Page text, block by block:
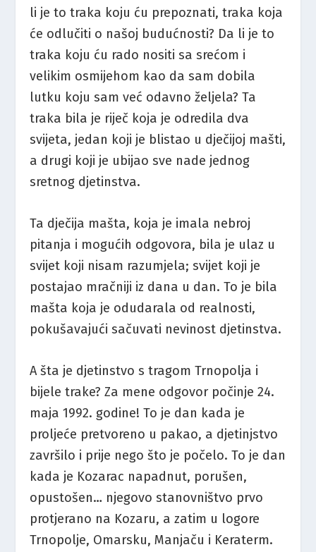
li je to traka koju ću prepoznati, traka koja
će odlučiti o našoj budućnosti? Da li je to
traka koju ću rado nositi sa srećom i
velikim osmijehom kao da sam dobila
lutku koju sam već odavno željela? Ta
traka bila je riječ koja je odredila dva
svijeta, jedan koji je blistao u dječijoj mašti,
a drugi koji je ubijao sve nade jednog
sretnog djetinstva.
Ta dječija mašta, koja je imala nebroj
pitanja i mogućih odgovora, bila je ulaz u
svijet koji nisam razumjela; svijet koji je
postajao mračniji iz dana u dan. To je bila
mašta koja je odudarala od realnosti,
pokušavajući sačuvati nevinost djetinstva.
A šta je djetinstvo s tragom Trnopolja i
bijele trake? Za mene odgovor počinje 24.
maja 1992. godine! To je dan kada je
proljeće pretvoreno u pakao, a djetinjstvo
završilo i prije nego što je počelo. To je dan
kada je Kozarac napadnut, porušen,
opustošen… njegovo stanovništvo prvo
protjerano na Kozaru, a zatim u logore
Trnopolje, Omarsku, Manjaču i Keraterm.